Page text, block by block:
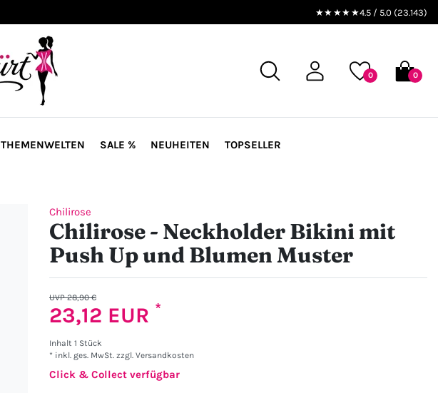
★★★★★4.5 / 5.0 (23.143)
0 0
THEMENWELTEN SALE % NEUHEITEN TOPSELLER
Chilirose
Chilirose - Neckholder Bikini mit
Push Up und Blumen Muster
UVP 28,90 €
23,12 EUR *
Inhalt 1 Stück
* inkl. ges. MwSt. zzgl. Versandkosten
Click & Collect verfügbar